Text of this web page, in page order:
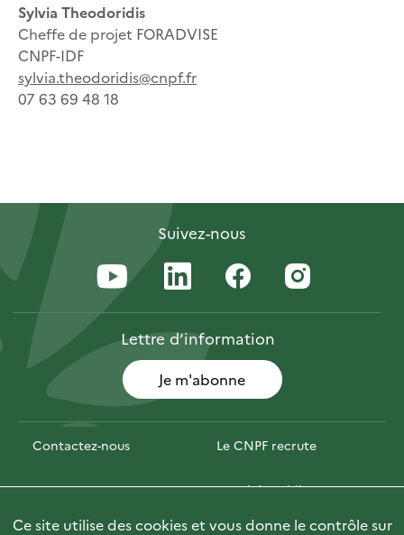
Sylvia Theodoridis
Cheffe de projet FORADVISE
CNPF-IDF
sylvia.theodoridis@cnpf.fr
07 63 69 48 18
Suivez-nous
Lettred’information
Je m'abonne
Contactez-nous Le CNPF recrute
Espace presse Marchés publics
Ce site utilise des cookies et vous donne le contrôle sur